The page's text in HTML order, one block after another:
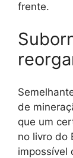
frente.
de
que um
no livro do
impossível